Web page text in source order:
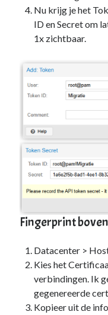
Proxmox (3)
Selfhosted(2)
Software(1)
UniFi(3)
Unraid
VR(1)
ToDo / Clean Up
Vakanties
Verjaardag
Zonder categorie(4)
Fan van:
Nu krijg je het
ID en Secret om
1x zichtbaar.
Fingerprint
Datacenter >
Kies het
verbindingen. Ik
gegenereerde
Kopieer uit de